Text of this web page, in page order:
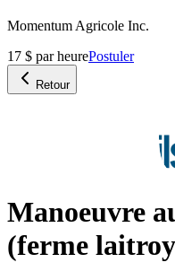
Momentum Agricole Inc.
17 $ par heurePostuler
Retour
Manoeuvre
(ferme